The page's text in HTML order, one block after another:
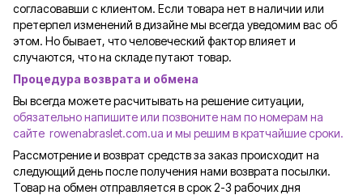
согласовавши с клиентом. Если товара нет в наличии или
претерпел изменений в дизайне мы всегда уведомим вас об
этом. Но бывает, что человеческий фактор влияет и
случаются, что на складе путают товар.
Процедура возврата и обмена
Вы всегда можете расчитывать на решение ситуации,
обязательно напишите или позвоните нам по номерам на
сайте rowenabraslet.com.ua и мы решим в кратчайшие сроки.
Рассмотрение и возврат средств за заказ происходит на
следующий день после получения нами возврата посылки.
Товар на обмен отправляется в срок 2-3 рабочих дня